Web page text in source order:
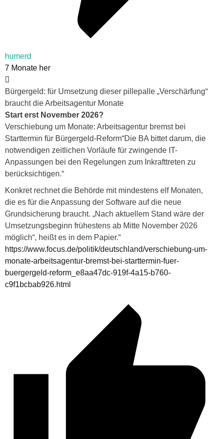
humerd
7 Monate her
Bürgergeld: für Umsetzung dieser pillepalle „Verschärfung“
braucht die Arbeitsagentur Monate
Start erst November 2026?
Verschiebung um Monate: Arbeitsagentur bremst bei
Starttermin für Bürgergeld-Reform“Die BA bittet darum, die
notwendigen zeitlichen Vorläufe für zwingende IT-
Anpassungen bei den Regelungen zum Inkrafttreten zu
berücksichtigen.“
Konkret rechnet die Behörde mit mindestens elf Monaten,
die es für die Anpassung der Software auf die neue
Grundsicherung braucht. „Nach aktuellem Stand wäre der
Umsetzungsbeginn frühestens ab Mitte November 2026
möglich“, heißt es in dem Papier.“
https://www.focus.de/politik/deutschland/verschiebung-um-
monate-arbeitsagentur-bremst-bei-starttermin-fuer-
buergergeld-reform_e8aa47dc-919f-4a15-b760-
c9f1bcbab926.html